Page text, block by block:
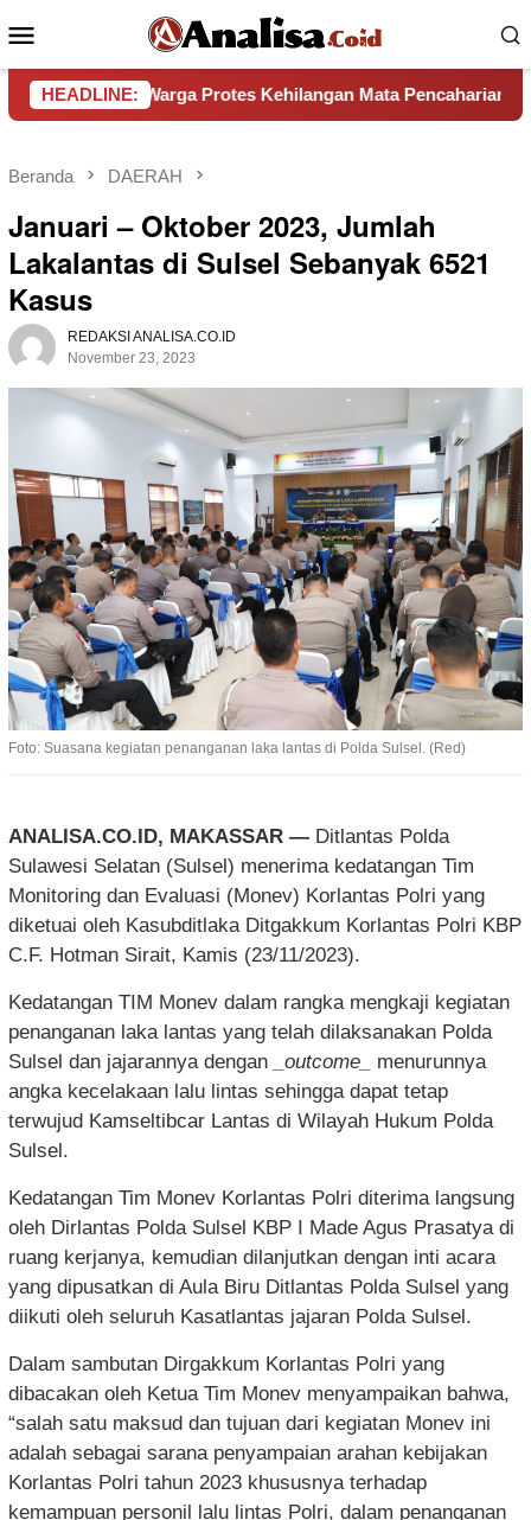
ke
kontenMobile
HEADLINE:
Warga Protes Kehilangan Mata Pencaharian
Beranda DAERAH
Januari – Oktober 2023, Jumlah
Lakalantas di Sulsel Sebanyak 6521
Kasus
REDAKSI ANALISA.CO.ID
November 23, 2023
Foto: Suasana kegiatan penanganan laka lantas di Polda Sulsel. (Red)
ANALISA.CO.ID, MAKASSAR — Ditlantas Polda
Sulawesi Selatan (Sulsel) menerima kedatangan Tim
Monitoring dan Evaluasi (Monev) Korlantas Polri yang
diketuai oleh Kasubditlaka Ditgakkum Korlantas Polri KBP
C.F. Hotman Sirait, Kamis (23/11/2023).
Kedatangan TIM Monev dalam rangka mengkaji kegiatan
penanganan laka lantas yang telah dilaksanakan Polda
Sulsel dan jajarannya dengan
_outcome_
menurunnya
angka kecelakaan lalu lintas sehingga dapat tetap
terwujud Kamseltibcar Lantas di Wilayah Hukum Polda
Sulsel.
Kedatangan Tim Monev Korlantas Polri diterima langsung
oleh Dirlantas Polda Sulsel KBP I Made Agus Prasatya di
ruang kerjanya, kemudian dilanjutkan dengan inti acara
yang dipusatkan di Aula Biru Ditlantas Polda Sulsel yang
diikuti oleh seluruh Kasatlantas jajaran Polda Sulsel.
Dalam sambutan Dirgakkum Korlantas Polri yang
dibacakan oleh Ketua Tim Monev menyampaikan bahwa,
“salah satu maksud dan tujuan dari kegiatan Monev ini
adalah sebagai sarana penyampaian arahan kebijakan
Korlantas Polri tahun 2023 khususnya terhadap
kemampuan personil lalu lintas Polri, dalam penanganan